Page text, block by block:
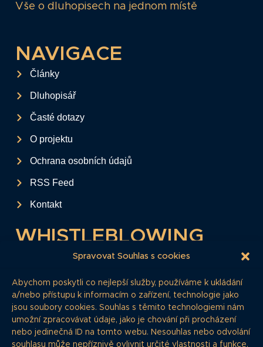
Spravovat Souhlas s cookies
Abychom poskytli co nejlepší služby, používáme k ukládání
a/nebo přístupu k informacím o zařízení, technologie jako
jsou soubory cookies. Souhlas s těmito technologiemi nám
umožní zpracovávat údaje, jako je chování při procházení
nebo jedinečná ID na tomto webu. Nesouhlas nebo odvolání
souhlasu může nepříznivě ovlivnit určité vlastnosti a funkce.
Vše o dluhopisech na jednom místě
NAVIGACE
Články
Dluhopisář
Časté dotazy
O projektu
Ochrana osobních údajů
RSS Feed
Kontakt
WHISTLEBLOWING
Tento formulář slouží k anonymnímu zaslání
dluhopisům.
Pokud si myslíte, že máte informace, o
kterých by redakce měla vědět, zde nám je
můžete poskytnout.